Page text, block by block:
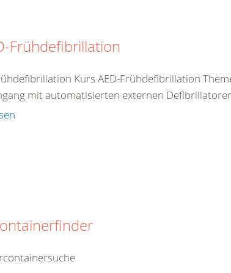
Frühdefibrillation
Kurs AED-Frühdefibrillation
mit automatisierten externen